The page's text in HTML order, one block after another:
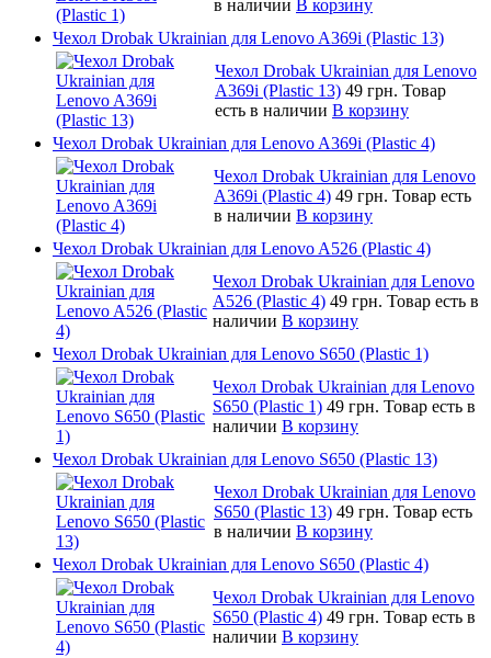
в наличии В корзину
Чехол Drobak Ukrainian для Lenovo A369i (Plastic 13)
Чехол Drobak Ukrainian для Lenovo
A369i (Plastic 13) 49 грн. Товар
есть в наличии В корзину
Чехол Drobak Ukrainian для Lenovo A369i (Plastic 4)
Чехол Drobak Ukrainian для Lenovo
A369i (Plastic 4) 49 грн. Товар есть
в наличии В корзину
Чехол Drobak Ukrainian для Lenovo A526 (Plastic 4)
Чехол Drobak Ukrainian для Lenovo
A526 (Plastic 4) 49 грн. Товар есть в
наличии В корзину
Чехол Drobak Ukrainian для Lenovo S650 (Plastic 1)
Чехол Drobak Ukrainian для Lenovo
S650 (Plastic 1) 49 грн. Товар есть в
наличии В корзину
Чехол Drobak Ukrainian для Lenovo S650 (Plastic 13)
Чехол Drobak Ukrainian для Lenovo
S650 (Plastic 13) 49 грн. Товар есть
в наличии В корзину
Чехол Drobak Ukrainian для Lenovo S650 (Plastic 4)
Чехол Drobak Ukrainian для Lenovo
S650 (Plastic 4) 49 грн. Товар есть в
наличии В корзину